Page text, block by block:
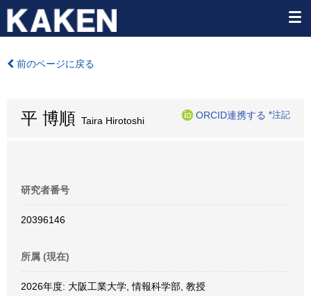
前のページに戻る
平 博順 Taira Hirotoshi
ORCID連携する *注記
研究者番号
20396146
所属 (現在)
2026年度: 大阪工業大学, 情報科学部, 教授